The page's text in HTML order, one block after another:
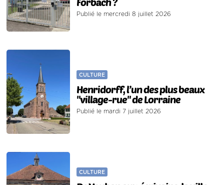
Publié le mercredi 8 juillet 2026
CULTURE
Henridorff, l’un des plus beaux
"village-rue" de Lorraine
Publié le mardi 7 juillet 2026
CULTURE